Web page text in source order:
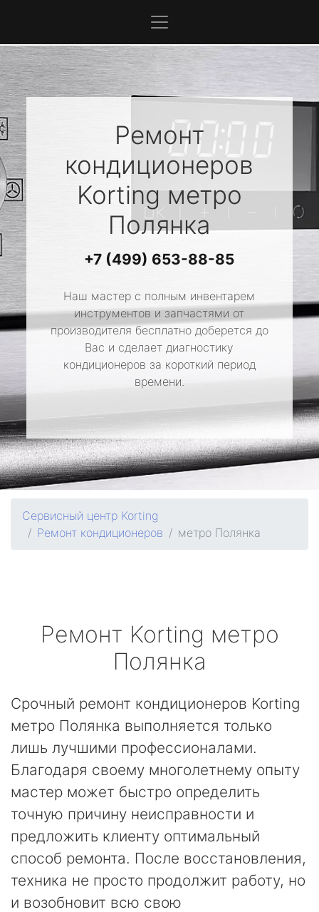
Ремонт
кондиционеров
Kortingметро
Полянка
+7 (499) 653-88-85
Наш мастер с полным инвентарем
инструментов и запчастями от
производителя бесплатно доберется до
Вас и сделает диагностику
кондиционеров за короткий период
времени.
Сервисный центр Korting
Ремонт кондиционеров
метро Полянка
Ремонт Korting метро
Полянка
Срочный ремонт кондиционеров Korting
метро Полянка выполняется только
лишь лучшими профессионалами.
Благодаря своему многолетнему опыту
мастер может быстро определить
точную причину неисправности и
предложить клиенту оптимальный
способ ремонта. После восстановления,
техника не просто продолжит работу, но
и возобновит всю свою